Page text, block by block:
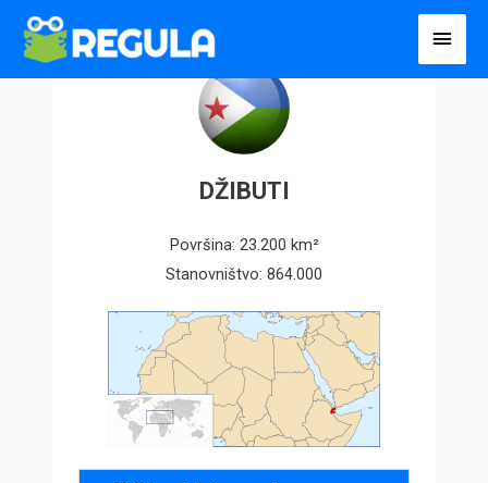
Пређи
DŽIBUTI
Površina: 23.200 km²
Stanovništvo: 864.000